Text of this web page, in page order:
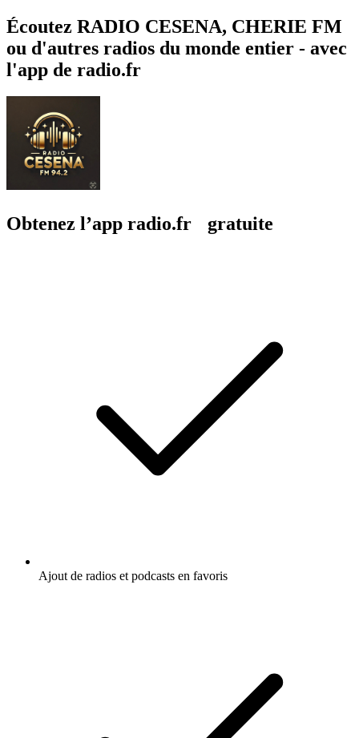
Écoutez RADIO CESENA, CHERIE FM
ou d'autres radios du monde entier - avec
l'app de radio.fr
Obtenez l’app radio.fr gratuite
Ajout de radios et podcasts en favoris